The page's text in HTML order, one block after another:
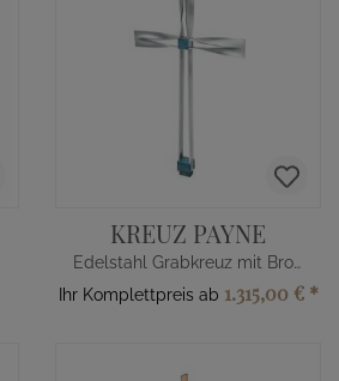
KREUZ PAYNE
Edelstahl Grabkreuz mit Bronze
Ihr Komplettpreis ab 1.315,00 € *